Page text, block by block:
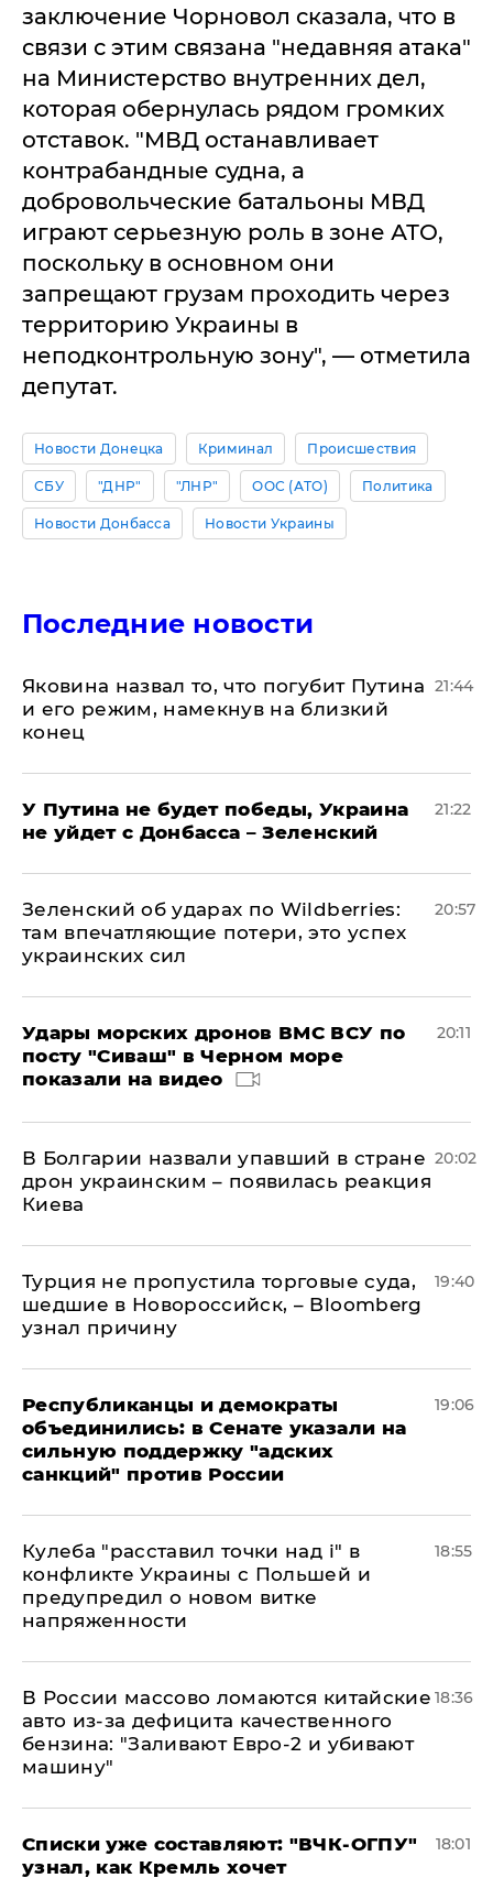
заключение Чорновол сказала, что в
связи с этим связана "недавняя атака"
на Министерство внутренних дел,
которая обернулась рядом громких
отставок. "МВД останавливает
контрабандные судна, а
добровольческие батальоны МВД
играют серьезную роль в зоне АТО,
поскольку в основном они
запрещают грузам проходить через
территорию Украины в
неподконтрольную зону", — отметила
депутат.
Новости Донецка Криминал Происшествия
СБУ "ДНР" "ЛНР" ООС (АТО) Политика
Новости Донбасса Новости Украины
Последние новости
Яковина назвал то, что погубит Путина
и его режим, намекнув на близкий
конец
21:44
У Путина не будет победы, Украина
не уйдет с Донбасса – Зеленский
21:22
Зеленский об ударах по Wildberries:
там впечатляющие потери, это успех
украинских сил
20:57
Удары морских дронов ВМС ВСУ по
посту "Сиваш" в Черном море
показали на видео
20:11
В Болгарии назвали упавший в стране
дрон украинским – появилась реакция
Киева
20:02
Турция не пропустила торговые суда,
шедшие в Новороссийск, – Bloomberg
узнал причину
19:40
Республиканцы и демократы
объединились: в Сенате указали на
сильную поддержку "адских
санкций" против России
19:06
Кулеба "расставил точки над і" в
конфликте Украины с Польшей и
предупредил о новом витке
напряженности
18:55
В России массово ломаются китайские
авто из-за дефицита качественного
бензина: "Заливают Евро-2 и убивают
машину"
18:36
Списки уже составляют: "ВЧК-ОГПУ"
узнал, как Кремль хочет
18:01